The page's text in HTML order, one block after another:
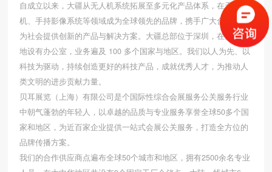
自成立以来，大疆从无人机系统拓展至多元化产品体系，在无人
机、手持影像系统等领域成为全球领先的品牌，携手广大合作伙伴
为社会提供创新的产品与解决方案。大疆总部位于深圳，在全球多
地设有办公室，业务遍及 100 多个国家与地区。我们以人为先、以
科技为驱动，持续创造更好的科技产品，成就优秀人才，为推动人
类文明的进步贡献力量。
贝耳展览（上海）有限公司是个国际性综合会展服务公关服务行业
中朝气蓬勃的年轻人，以卓越的品质与专业服务享誉全球50多个国
家和地区，为近百家企业提供一站式会展公关服务，打造全方位的
品牌传播方案。
我们的合作供应商点遍布全球50个城市和地区，拥有2500余名专业